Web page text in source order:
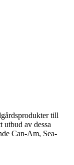
till
utbud av dessa
Can-Am, Sea-